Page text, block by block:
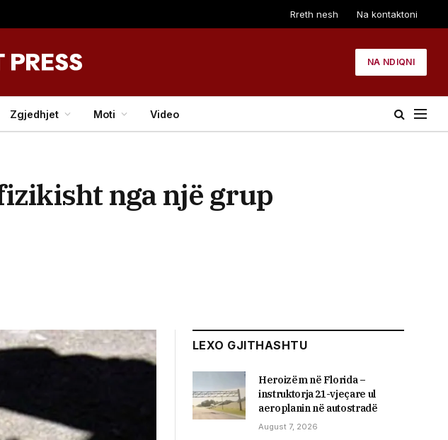
Rreth nesh Na kontaktoni
NA NDIQNI
Zgjedhjet Moti Video
nga një grup
LEXO GJITHASHTU
Heroizëm në Florida –
instruktorja 21-vjeçare ul
aeroplanin në autostradë
August 7, 2026